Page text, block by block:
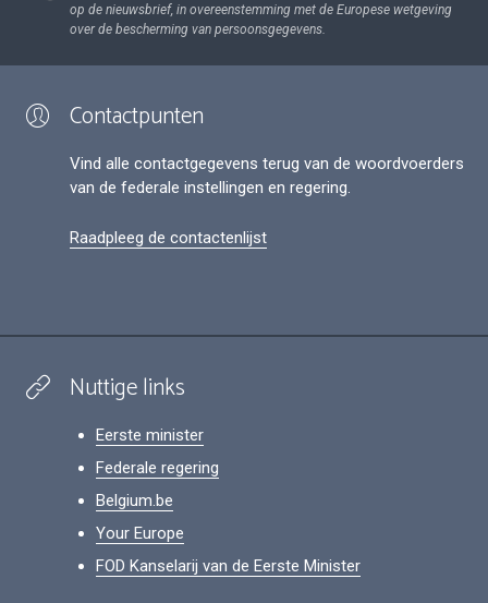
op de nieuwsbrief, in overeenstemming met de Europese wetgeving
over de bescherming van persoonsgegevens.
Contactpunten
Vind alle contactgegevens terug van de woordvoerders
van de federale instellingen en regering.
Raadpleeg de contactenlijst
Nuttige links
Eerste minister
Federale regering
Belgium.be
Your Europe
FOD Kanselarij van de Eerste Minister